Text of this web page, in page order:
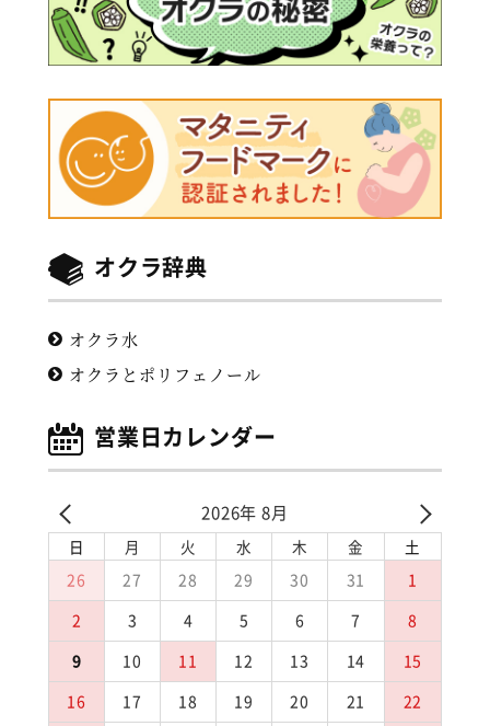
オクラ辞典
オクラ水
オクラとポリフェノール
営業日カレンダー
2026年 8月
日 月 火 水 木 金
土
26
27 28 29 30 31
1
2
3 4 5 6 7
8
9
10 11 12 13 14
15
16
17 18 19 20 21
22